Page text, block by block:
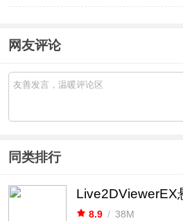
网友评论
同类排行
Live2DViewerEX
8.9 / 38M